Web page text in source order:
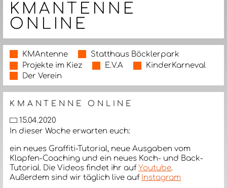
KMANTENNE
ONLINE
KMAntenne
Statthaus Böcklerpark
Projekte im Kiez
E.V.A
KinderKarneval
Der Verein
KMANTENNE ONLINE
15.04.2020
In dieser Woche erwarten euch:
ein neues Graffiti-Tutorial, neue Ausgaben vom
Klapfen-Coaching und ein neues Koch- und Back-
Tutorial. Die Videos findet ihr aufYoutube.
Außerdem sind wir täglich live auf Instagram